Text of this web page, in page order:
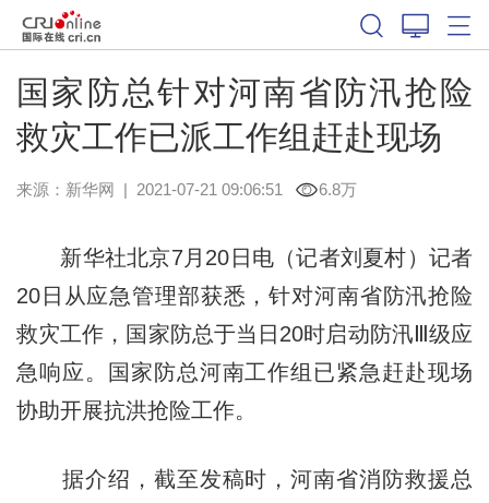
国家防总针对河南省防汛抢险
救灾工作已派工作组赶赴现场
来源： 新华网 | 2021-07-21 09:06:51 6.8万
新华社北京7月20日电（记者刘夏村）记者
20日从应急管理部获悉，针对河南省防汛抢险
救灾工作，国家防总于当日20时启动防汛Ⅲ级应
急响应。国家防总河南工作组已紧急赶赴现场
协助开展抗洪抢险工作。
据介绍，截至发稿时，河南省消防救援总